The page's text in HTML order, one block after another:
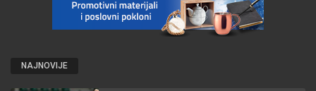
NAJNOVIJE